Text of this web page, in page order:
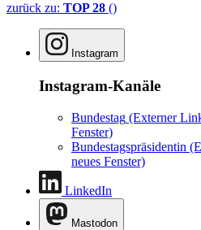
zurück zu: TOP 28 ()
Instagram
Instagram-Kanäle
Bundestag (Externer
Fenster)
Bundestagspräsidentin
neues Fenster)
LinkedIn
Mastodon